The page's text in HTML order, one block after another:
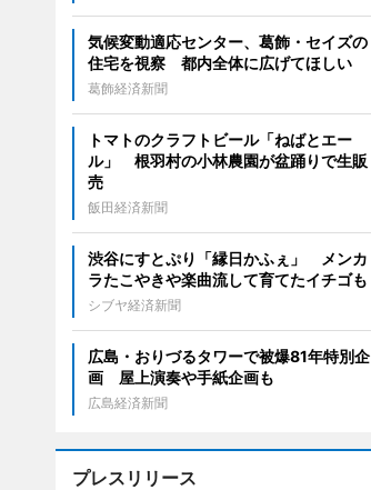
気候変動適応センター、葛飾・セイズの
住宅を視察 都内全体に広げてほしい
葛飾経済新聞
トマトのクラフトビール「ねばとエー
ル」 根羽村の小林農園が盆踊りで生販
売
飯田経済新聞
渋谷にすとぷり「縁日かふぇ」 メンカ
ラたこやきや楽曲流して育てたイチゴも
シブヤ経済新聞
広島・おりづるタワーで被爆81年特別企
画 屋上演奏や手紙企画も
広島経済新聞
プレスリリース